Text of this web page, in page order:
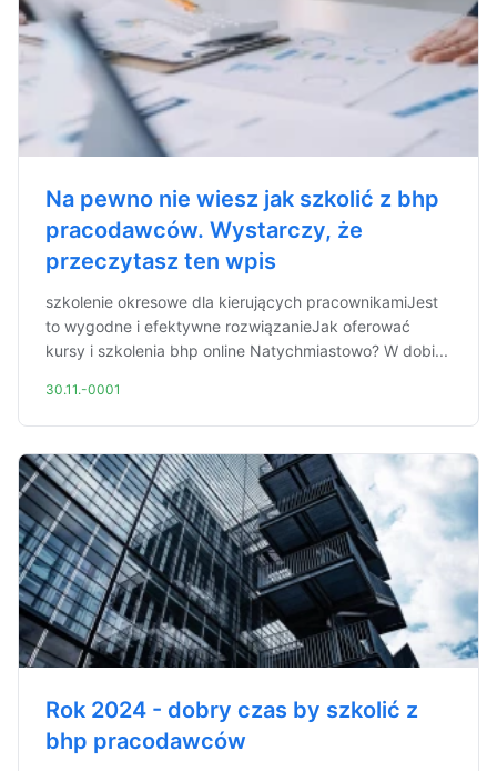
Na pewno nie wiesz jak szkolić z bhp
pracodawców. Wystarczy, że
przeczytasz ten wpis
szkolenie okresowe dla kierujących pracownikamiJest
to wygodne i efektywne rozwiązanieJak oferować
kursy i szkolenia bhp online Natychmiastowo? W dobi...
30.11.-0001
Rok 2024 - dobry czas by szkolić z
bhp pracodawców